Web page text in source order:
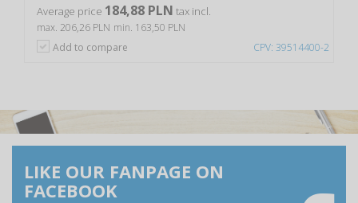
CPV: 39514400-2
Average price 184,88 PLN tax incl.
max. 206,26 PLN min. 163,50 PLN
Add to compare
LIKE OUR FANPAGE ON
FACEBOOK